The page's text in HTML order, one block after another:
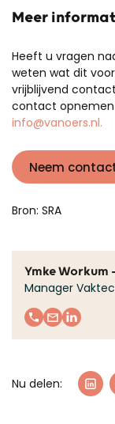
Meer
Heeft u vragen
weten wat dit
vrijblijvend
contact
info@vanoers.nl.
Neem
Bron: SRA
Ymke Workum
Manager
Nu delen: